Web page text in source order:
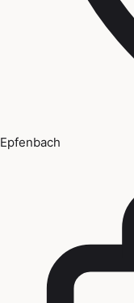
Epfenbach